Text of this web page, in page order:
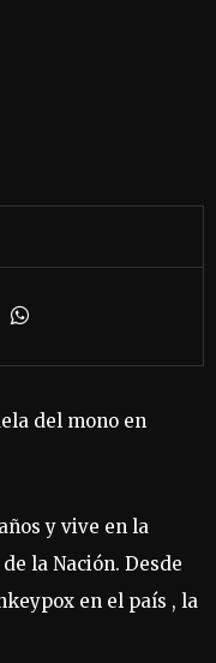
del mono en
y vive en la
la Nación. Desde
en el país , la